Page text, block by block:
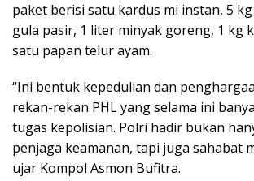
paket berisi satu kardus mi instan, 5
gula pasir, 1 liter minyak goreng, 1 kg
satu papan telur ayam.
“Ini bentuk kepedulian dan
rekan-rekan PHL yang selama ini
tugas kepolisian. Polri hadir bukan
penjaga keamanan, tapi juga sahabat
ujar Kompol Asmon Bufitra.